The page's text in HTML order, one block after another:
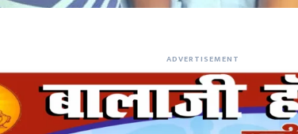
ADVERTISEMENT